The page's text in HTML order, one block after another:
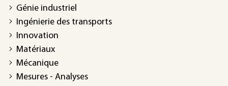
Génie industriel
Ingénierie des transports
Innovation
Matériaux
Mécanique
Mesures - Analyses